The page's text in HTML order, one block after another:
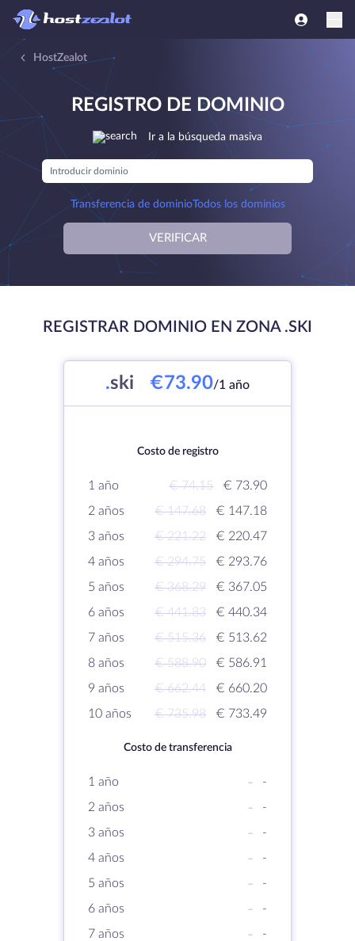
HostZealot
REGISTRO DE DOMINIO
Ir a la búsqueda masiva
Transferencia de dominioTodos los dominios
VERIFICAR
REGISTRAR DOMINIO EN ZONA .SKI
.ski €73.90/1 año
Costo de registro
1 año € 74.15
€ 73.90
2 años
€ 147.68
€ 147.18
3 años
€ 221.22
€ 220.47
4 años
€ 294.75
€ 293.76
5 años
€ 368.29
€ 367.05
6 años
€ 441.83
€ 440.34
7 años
€ 515.36
€ 513.62
8 años
€ 588.90
€ 586.91
9 años
€ 662.44
€ 660.20
10 años
€ 735.98 € 733.49
Costo de transferencia
1 año -
-
2 años
-
-
3 años
-
-
4 años
-
-
5 años
-
-
6 años
-
-
7 años
-
-